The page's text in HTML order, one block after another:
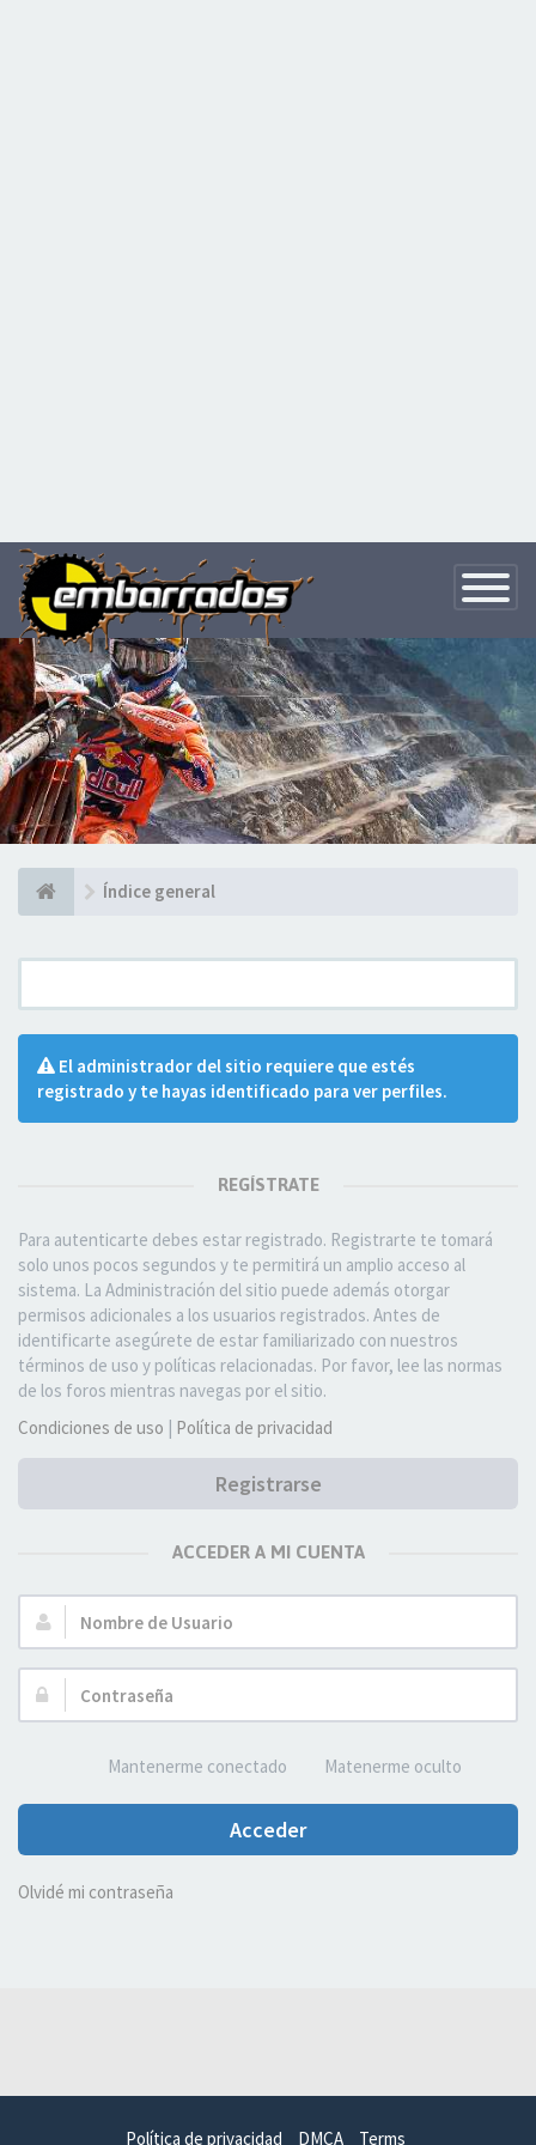
Toggle
Índice general
El administrador del sitio requiere que estés
registrado y te hayas identificado para ver perfiles.
REGÍSTRATE
Para autenticarte debes estar registrado. Registrarte te tomará
solo unos pocos segundos y te permitirá un amplio acceso al
sistema. La Administración del sitio puede además otorgar
permisos adicionales a los usuarios registrados. Antes de
identificarte asegúrete de estar familiarizado con nuestros
términos de uso y políticas relacionadas. Por favor, lee las normas
de los foros mientras navegas por el sitio.
Condiciones de uso | Política de privacidad
Registrarse
ACCEDER A MI CUENTA
Nombre
de
Usuario:
Contraseña:
Mantenerme conectado Matenerme oculto
Acceder
Olvidé mi contraseña
Política de privacidad DMCA Terms